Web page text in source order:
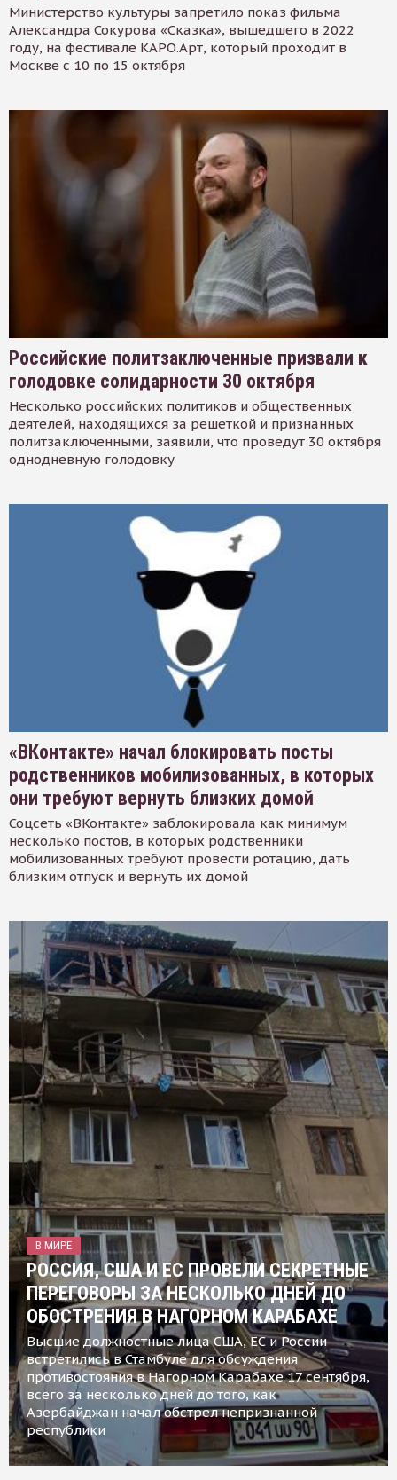
Министерство культуры запретило показ фильма
Александра Сокурова «Сказка», вышедшего в 2022
году, на фестивале КАРО.Арт, который проходит в
Москве с 10 по 15 октября
Российские политзаключенные призвали к
голодовке солидарности 30 октября
Несколько российских политиков и общественных
деятелей, находящихся за решеткой и признанных
политзаключенными, заявили, что проведут 30 октября
однодневную голодовку
«ВКонтакте» начал блокировать посты
родственников мобилизованных, в которых
они требуют вернуть близких домой
Соцсеть «ВКонтакте» заблокировала как минимум
несколько постов, в которых родственники
мобилизованных требуют провести ротацию, дать
близким отпуск и вернуть их домой
В МИРЕ
РОССИЯ, США И ЕС ПРОВЕЛИ СЕКРЕТНЫЕ
ПЕРЕГОВОРЫ ЗА НЕСКОЛЬКО ДНЕЙ ДО
ОБОСТРЕНИЯ В НАГОРНОМ КАРАБАХЕ
Высшие должностные лица США, ЕС и России
встретились в Стамбуле для обсуждения
противостояния в Нагорном Карабахе 17 сентября,
всего за несколько дней до того, как
Азербайджан начал обстрел непризнанной
республики